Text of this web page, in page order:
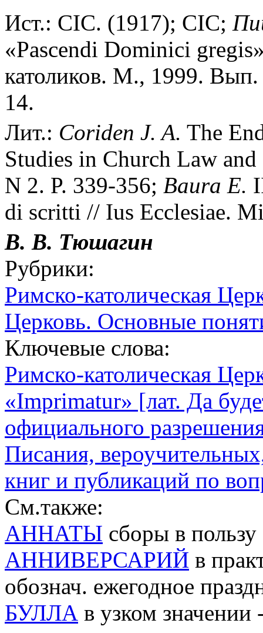
Ист.: CIC. (1917); CIC;
«Pascendi Dominici
католиков. М., 1999.
14.
Лит.: Coriden J. A. The
Studies in Church Law
N 2. P. 339-356; Baura E.
di scritti // Ius Ecclesiae.
В. В. Тюшагин
Рубрики:
Римско-католическая
Церковь. Основные
Ключевые слова:
Римско-католическая
«Imprimatur» [лат. Да
официального
Писания,
книг и публикаций по
См.также:
АННАТЫ сборы в
АННИВЕРСАРИЙ в
обознач. ежегодное
БУЛЛА в узком значении